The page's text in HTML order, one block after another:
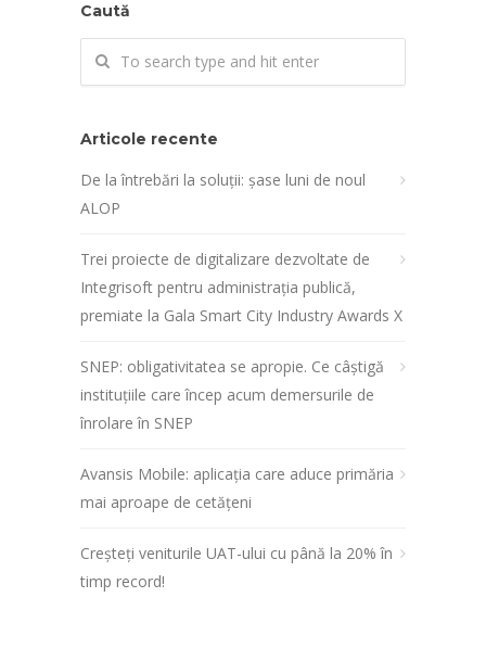
Caută
Articole recente
De la întrebări la soluții: șase luni de noul
ALOP
Trei proiecte de digitalizare dezvoltate de
Integrisoft pentru administrația publică,
premiate la Gala Smart City Industry Awards X
SNEP: obligativitatea se apropie. Ce câștigă
instituțiile care încep acum demersurile de
înrolare în SNEP
Avansis Mobile: aplicația care aduce primăria
mai aproape de cetățeni
Creșteți veniturile UAT-ului cu până la 20% în
timp record!